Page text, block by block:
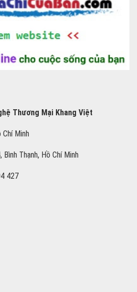
Thương Mại Khang Việt
Minh
Thạnh, Hồ Chí Minh
427